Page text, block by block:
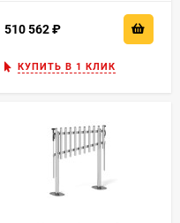
510 562
КУПИТЬ В 1 КЛИК